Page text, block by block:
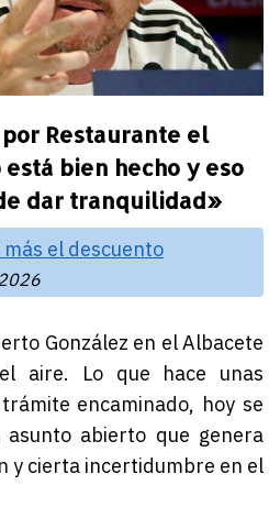
Restaurante el
bien hecho y eso
dar tranquilidad»
más el descuento
González en elAlbacete
aire. Lo que hace unas
encaminado, hoy se
abierto que genera
y cierta incertidumbre en el